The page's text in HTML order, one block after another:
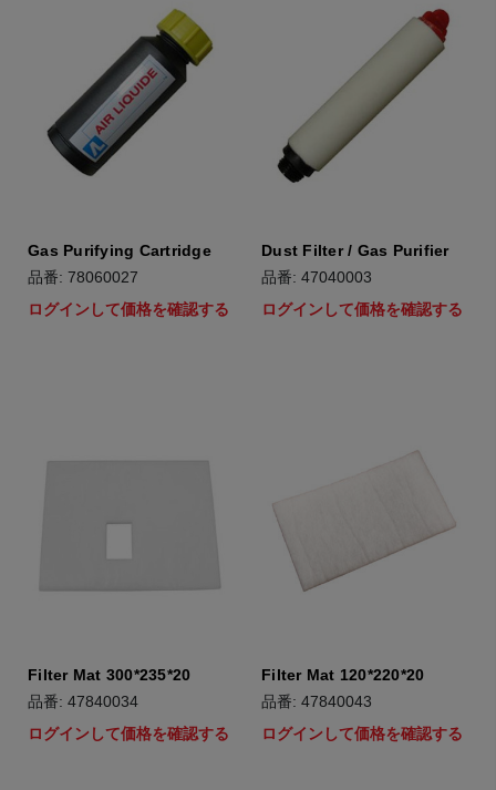
Gas Purifying Cartridge
品番: 78060027
ログインして価格を確認する
Dust Filter / Gas Purifier
品番: 47040003
ログインして価格を確認する
Filter Mat 300*235*20
品番: 47840034
ログインして価格を確認する
Filter Mat 120*220*20
品番: 47840043
ログインして価格を確認する